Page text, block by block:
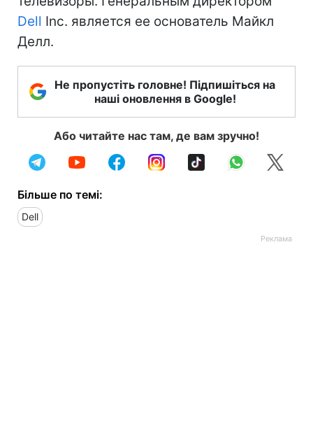
Dell Inc. является ее основатель Майкл
Делл.
Не пропустіть головне! Підпишіться на
наші оновлення в Google!
Або читайте нас там, де вам зручно!
Більше по темі:
Dell